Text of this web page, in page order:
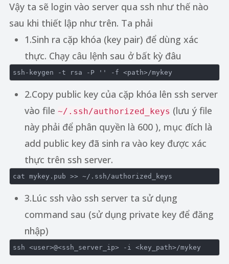
Vậy ta sẽ login vào server qua ssh như thế nào
sau khi thiết lập như trên. Ta phải
1.Sinh ra cặp khóa (key pair) để dùng xác
thực. Chạy câu lệnh sau ở bất kỳ đâu
ssh-keygen -t rsa -P '' -f
2.Copy public key của cặp khóa lên ssh server
vào file ~/.ssh/authorized_keys (lưu ý file
này phải để phân quyền là 600 ), mục đích là
add public key đã sinh ra vào key được xác
thực trên ssh server.
cat mykey.pub >> ~/.ssh/authorized
3.Lúc ssh vào ssh server ta sử dụng
command sau (sử dụng private key để đăng
nhập)
ssh <user>@<ssh_server_ip> -i <key_path>